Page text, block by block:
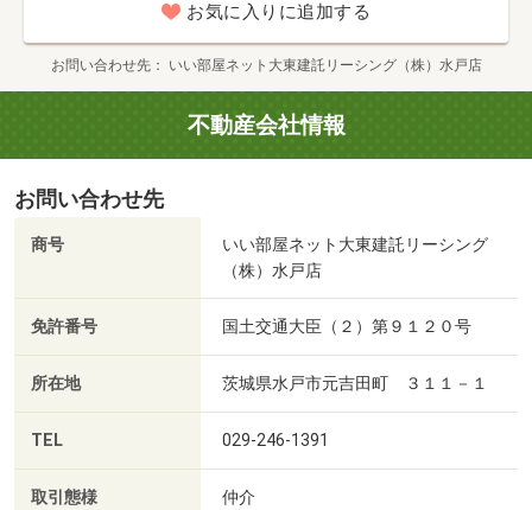
お気に入りに追加する
お問い合わせ先 いい部屋ネット大東建託リーシング（株）水戸店
不動産会社情報
お問い合わせ先
商号
いい部屋ネット大東建託リーシング
（株）水戸店
免許番号 国土交通大臣（２）第９１２０号
所在地 茨城県水戸市元吉田町 ３１１－１
TEL 029-246-1391
取引態様 仲介